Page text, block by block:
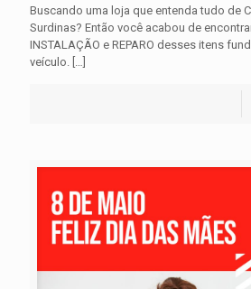
Buscando uma loja que entenda tudo de
Surdinas? Então você acabou de
INSTALAÇÃO e REPARO desses itens
veículo.